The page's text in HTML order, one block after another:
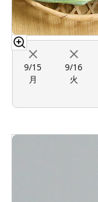
9/15
月
9/16
火